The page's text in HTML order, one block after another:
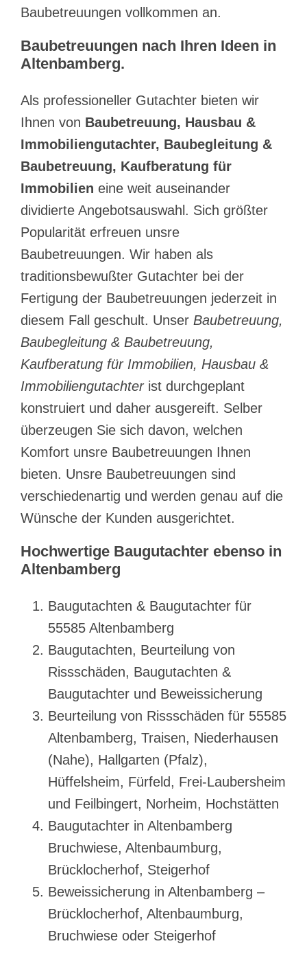
Baubetreuungen vollkommen an.
Baubetreuungen nach Ihren Ideen in
Altenbamberg.
Als professioneller Gutachter bieten wir
Ihnen von Baubetreuung, Hausbau &
Immobiliengutachter, Baubegleitung &
Baubetreuung, Kaufberatung für
Immobilien eine weit auseinander
dividierte Angebotsauswahl. Sich größter
Popularität erfreuen unsre
Baubetreuungen. Wir haben als
traditionsbewußter Gutachter bei der
Fertigung der Baubetreuungen jederzeit in
diesem Fall geschult. Unser Baubetreuung,
Baubegleitung & Baubetreuung,
Kaufberatung für Immobilien, Hausbau &
Immobiliengutachterist durchgeplant
konstruiert und daher ausgereift. Selber
überzeugen Sie sich davon, welchen
Komfort unsre Baubetreuungen Ihnen
bieten. Unsre Baubetreuungen sind
verschiedenartig und werden genau auf die
Wünsche der Kunden ausgerichtet.
Hochwertige Baugutachter ebenso in
Altenbamberg
Baugutachten & Baugutachter für
55585 Altenbamberg
Baugutachten, Beurteilung von
Rissschäden, Baugutachten &
Baugutachter und Beweissicherung
Beurteilung von Rissschäden für 55585
Altenbamberg, Traisen, Niederhausen
(Nahe), Hallgarten (Pfalz),
Hüffelsheim, Fürfeld, Frei-Laubersheim
und Feilbingert, Norheim, Hochstätten
Baugutachter in Altenbamberg
Bruchwiese, Altenbaumburg,
Brücklocherhof, Steigerhof
Beweissicherung in Altenbamberg –
Brücklocherhof, Altenbaumburg,
Bruchwiese oder Steigerhof